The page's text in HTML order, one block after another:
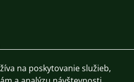
na poskytovanie služieb,